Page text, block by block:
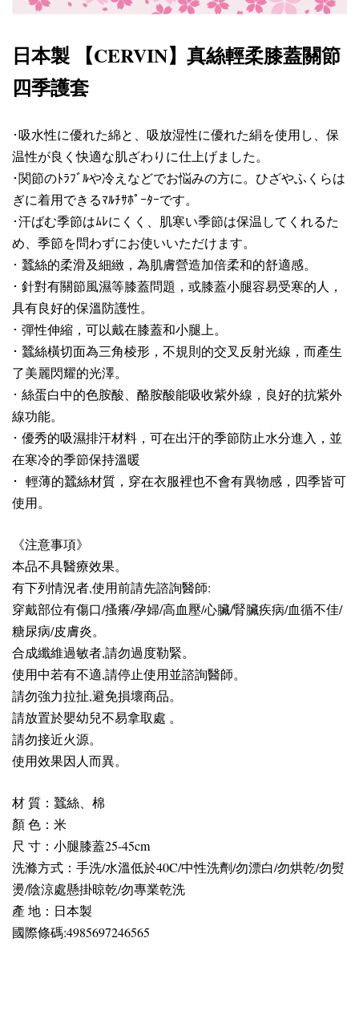
日本製 【CERVIN】 真絲輕柔膝蓋關節
四季護套
･吸水性に優れた綿と、吸放湿性に優れた絹を使用し、保
温性が良く快適な肌ざわりに仕上げました。
･関節のﾄﾗﾌﾞﾙや冷えなどでお悩みの方に。ひざやふくらは
ぎに着用できるﾏﾙﾁｻﾎﾟｰﾀｰです。
･汗ばむ季節はﾑﾚにくく、肌寒い季節は保温してくれるた
め、季節を問わずにお使いいただけます。
･ 蠶絲的柔滑及細緻，為肌膚營造加倍柔和的舒適感。
･ 針對有關節風濕等膝蓋問題，或膝蓋小腿容易受寒的人，
具有良好的保溫防護性。
･ 彈性伸縮，可以戴在膝蓋和小腿上。
･ 蠶絲橫切面為三角棱形，不規則的交叉反射光線，而產生
了美麗閃耀的光澤。
･ 絲蛋白中的色胺酸、酪胺酸能吸收紫外線，良好的抗紫外
線功能。
･ 優秀的吸濕排汗材料，可在出汗的季節防止水分進入，並
在寒冷的季節保持溫暖
･ 輕薄的蠶絲材質，穿在衣服裡也不會有異物感，四季皆可
使用。
《注意事項》
本品不具醫療效果。
有下列情況者,使用前請先諮詢醫師:
穿戴部位有傷口/搔癢/孕婦/高血壓/心臟/腎臟疾病/血循不佳/
糖尿病/皮膚炎。
合成纖維過敏者,請勿過度勒緊。
使用中若有不適,請停止使用並諮詢醫師。
請勿強力拉扯,避免損壞商品。
請放置於嬰幼兒不易拿取處 。
請勿接近火源。
使用效果因人而異。
材 質：蠶絲、棉
顏 色：米
尺 寸：小腿膝蓋25-45cm
洗滌方式：手洗/水溫低於40C/中性洗劑/勿漂白/勿烘乾/勿熨
燙/陰涼處懸掛晾乾/勿專業乾洗
產 地：日本製
國際條碼:4985697246565